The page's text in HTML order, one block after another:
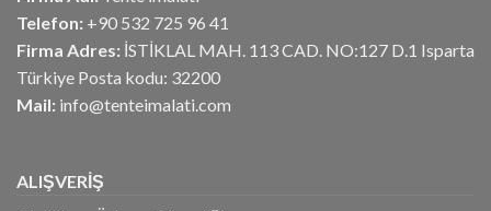
Telefon: +90 532 725 96 41
Firma Adres: İSTİKLAL MAH. 113 CAD. NO:127 D.1 Isparta
Türkiye Posta kodu: 32200
Mail: info@tenteimalati.com
ALIŞVERİŞ